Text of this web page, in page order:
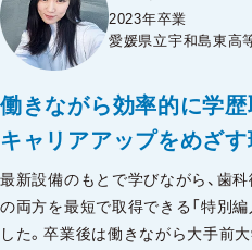
2023年卒業
愛媛県立宇和島東高
働きながら効率的に学歴
キャリアアップをめざす
最新設備のもとで学びながら、歯
の両方を最短で取得できる「特別
した。卒業後は働きながら大手前